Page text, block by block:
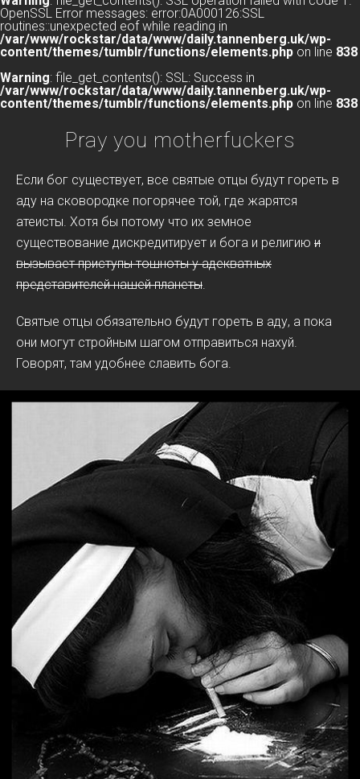
OpenSSL Error messages: error:0A000126:SSL
routines::unexpected eof while reading in
/var/www/rockstar/data/www/daily.tannenberg.uk/wp-
content/themes/tumblr/functions/elements.php on line 838
Warning: file_get_contents(): SSL: Success in
/var/www/rockstar/data/www/daily.tannenberg.uk/wp-
content/themes/tumblr/functions/elements.php on line 838
Pray you motherfuckers
Если бог существует, все святые отцы будут гореть в
аду на сковородке погорячее той, где жарятся
атеисты. Хотя бы потому что их земное
существование дискредитирует и бога и религию и
вызывает приступы тошноты у адекватных
представителей нашей планеты
Святые отцы обязательно будут гореть в аду, а пока
они могут стройным шагом отправиться нахуй.
Говорят, там удобнее славить бога.